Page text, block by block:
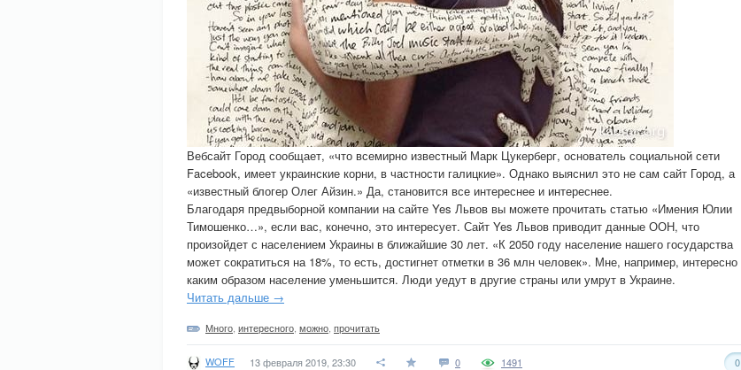
Вебсайт Город сообщает, «что всемирно известный Марк Цукерберг, основатель социальной сети
Facebook, имеет украинские корни, в частности галицкие». Однако выяснил это не сам сайт Город, а
«известный блогер Олег Айзин.» Да, становится все интереснее и интереснее.
Благодаря предвыборной компании на сайте Yes Львов вы можете прочитать статью «Имения Юлии
Тимошенко…», если вас, конечно, это интересует. Сайт Yes Львов приводит данные ООН, что
произойдет с населением Украины в ближайшие 30 лет. «К 2050 году население нашего государства
может сократиться на 18%, то есть, достигнет отметки в 36 млн человек». Мне, например, интересно
каким образом население уменьшится. Люди уедут в другие страны или умрут в Украине.
Читать дальше →
Много интересного можно прочитать
WOFF 13 февраля 2019, 23:30 0 0
1491